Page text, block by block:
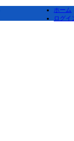
ホーム
ログイ